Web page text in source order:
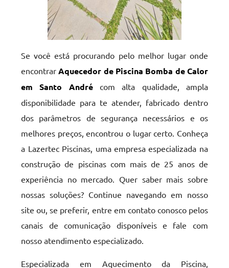
Se você está procurando pelo melhor lugar onde
encontrarAquecedor de Piscina Bomba de Calor
em Santo Andrécom alta qualidade, ampla
disponibilidade para te atender, fabricado dentro
dos parâmetros de segurança necessários e os
melhores preços, encontrou o lugar certo. Conheça
a Lazertec Piscinas, uma empresa especializada na
construção de piscinas com mais de 25 anos de
experiência no mercado. Quer saber mais sobre
nossas soluções? Continue navegando em nosso
site ou, se preferir, entre em contato conosco pelos
canais de comunicação disponíveis e fale com
nosso atendimento especializado.
Especializada em Aquecimento da Piscina,